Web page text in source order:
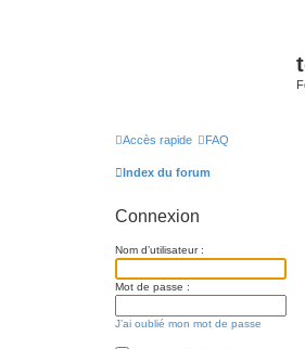
Accès rapide FAQ
Index du forum
Connexion
Nom d’utilisateur :
Mot de passe :
J’ai oublié mon mot de passe